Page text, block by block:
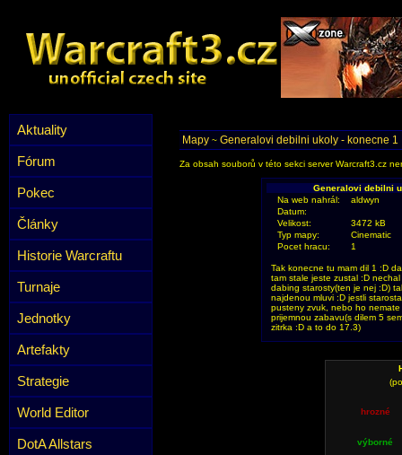
Aktuality
Fórum
Pokec
Články
Historie Warcraftu
Turnaje
Jednotky
Artefakty
Strategie
World Editor
DotA Allstars
Mapy ~ Generalovi debilni ukoly - konecne 1
Za obsah souborů v této sekci server Warcraft3.cz
Generalovi debilni
Na web nahrál:
aldwyn
Datum:
Velikost:
3472 kB
Typ mapy:
Cinematic
Pocet hracu:
1
Tak konecne tu mam dil 1 :D
tam stale jeste zustal :D
dabing starosty(ten je nej :D)
najdenou mluvi :D jestli
pusteny zvuk, nebo ho
prijemnou zabavu(s dilem 5
zitrka :D a to do 17.3)
hrozné
výborné